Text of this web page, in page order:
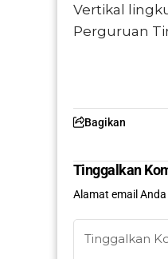
Vertikal
Perguruan
Bagikan
Tinggalkan
Alamat email